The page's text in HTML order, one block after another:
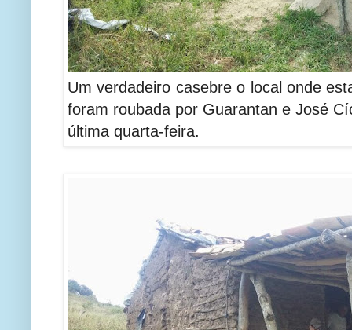
Um verdadeiro casebre o local onde
foram roubada por Guarantan e José
última quarta-feira.